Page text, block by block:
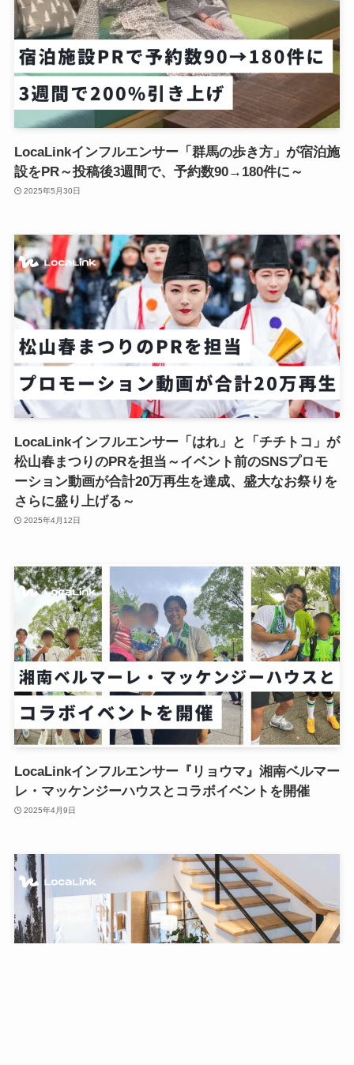
LocaLinkインフルエンサー「群馬の歩き方」が宿泊施
設をPR～投稿後3週間で、予約数90→180件に～
2025年5月30日
LocaLinkインフルエンサー「はれ」と「チチトコ」が
松山春まつりのPRを担当～イベント前のSNSプロモ
ーション動画が合計20万再生を達成、盛大なお祭りを
さらに盛り上げる～
2025年4月12日
LocaLinkインフルエンサー『リョウマ』湘南ベルマー
レ・マッケンジーハウスとコラボイベントを開催
2025年4月9日